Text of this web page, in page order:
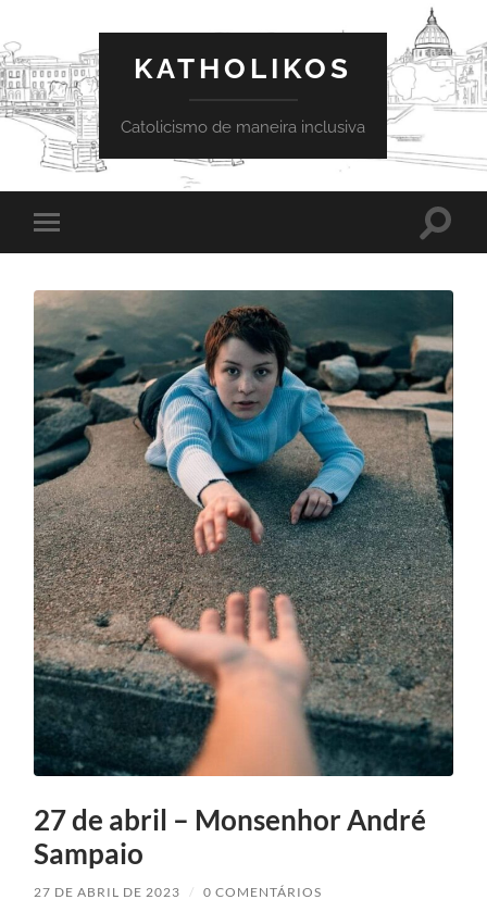
KATHOLIKOS
Catolicismo de maneira inclusiva
Toggle
mobile
Toggle
27 de abril – Monsenhor André
Sampaio
27 DE ABRIL DE 2023 / 0 COMENTÁRIOS